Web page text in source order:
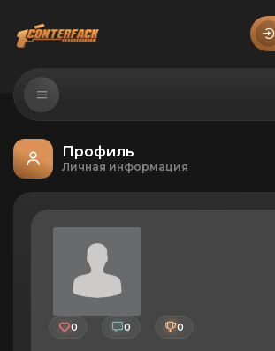
Профиль
Личная информация
0 0 0